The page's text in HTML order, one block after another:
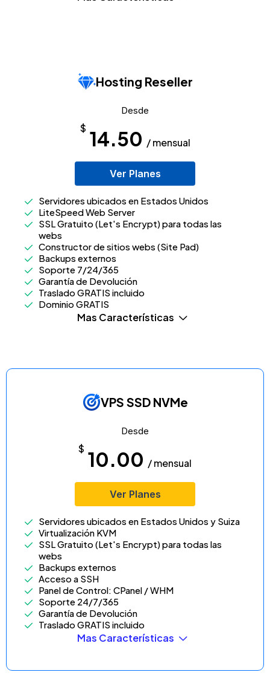
Hosting Reseller
Desde
$ 14.50 / mensual
Ver Planes
Servidores ubicados en Estados Unidos
LiteSpeed Web Server
SSL Gratuito (Let's Encrypt) para todas las
webs
Constructor de sitios webs (Site Pad)
Backups externos
Soporte 7/24/365
Garantía de Devolución
Traslado GRATIS incluido
Dominio GRATIS
Mas Características
VPS SSD NVMe
Desde
$ 10.00 / mensual
Ver Planes
Servidores ubicados en Estados Unidos y Suiza
Virtualización KVM
SSL Gratuito (Let's Encrypt) para todas las
webs
Backups externos
Acceso a SSH
Panel de Control: CPanel / WHM
Soporte 24/7/365
Garantía de Devolución
Traslado GRATIS incluido
Mas Características